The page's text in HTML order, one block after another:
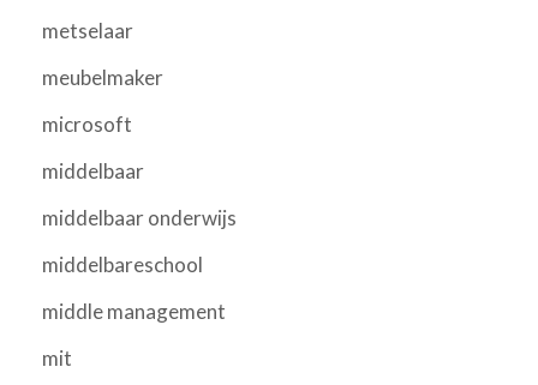
metselaar
meubelmaker
microsoft
middelbaar
middelbaar onderwijs
middelbareschool
middle management
mit